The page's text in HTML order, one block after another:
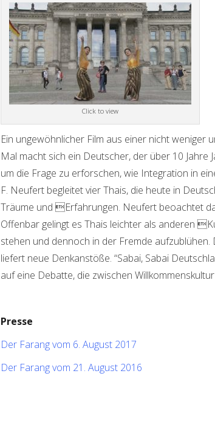
Click to view
Ein ungewöhnlicher Film aus einer nicht weniger
Mal macht sich ein Deutscher, der über 10 Jahre
um die Frage zu erforschen, wie Integration in
F. Neufert begleitet vier Thais, die heute in
Träume und Erfahrungen. Neufert beoachtet
Offenbar gelingt es Thais leichter als anderen
stehen und dennoch in der Fremde
liefert neue Denkanstöße. “Sabai, Sabai
auf eine Debatte, die zwischen
Presse
Der Farang vom 6. August 2017
Der Farang vom 21. August 2016